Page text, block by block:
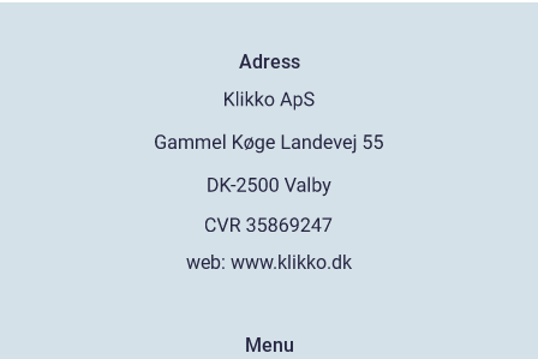
Adress
web: www.klikko.dk
Menu